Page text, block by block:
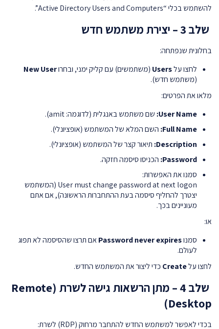
להשתמש בכלי “Active Directory Users and Computers”.
שלב 3 – יצירת משתמש חדש
בחלונית שנפתחה:
לחצו עלUsers (משתמשים) עם קליק ימני, ובחרוNew User
(משתמש חדש).
מלאו את הפרטים:
User Name: שם משתמש באנגלית (לדוגמה:amit
).
Full Name: השם המלא של המשתמש (אופציונלי).
Description: תיאור קצר של המשתמש (אופציונלי).
Password: הכניסו סיסמה חזקה.
סמנו את האפשרות:
User must change password at next logon (המשתמש
יצטרך להחליף סיסמה בעת ההתחברות הראשונה), אם אתם
מעוניינים בכך.
או:
סמנוPassword never expiresאם תרצו שהסיסמה לא תפוג
לעולם.
לחצו עלCreate כדי ליצור את המשתמש החדש.
שלב 4 – מתן הרשאות גישה לשרת (Remote
Desktop)
בכדי לאפשר למשתמש החדש להתחבר מרחוק (RDP) לשרת: